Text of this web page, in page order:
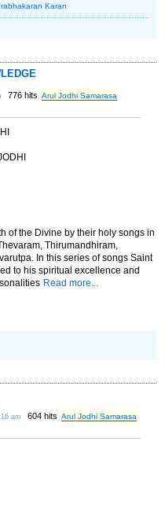
Karan
776 hits Arul Jodhi Samarasa
of the Divine by their holy songs in
Thirumandhiram,
In this series of songs Saint
to his spiritual excellence and
Read more...
am 604 hits Arul Jodhi Samarasa